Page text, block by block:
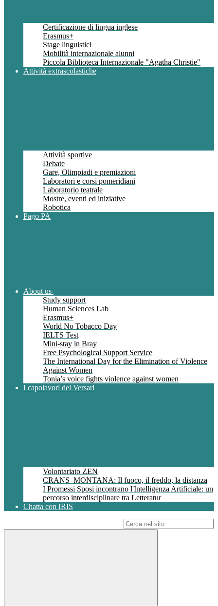
Certificazione di lingua inglese
Erasmus+
Stage linguistici
Mobilità internazionale alunni
Piccola Biblioteca Internazionale "Agatha Christie"
Attività extrascolastiche
Attività sportive
Debate
Gare, Olimpiadi e premiazioni
Laboratori e corsi pomeridiani
Laboratorio teatrale
Mostre, eventi ed iniziative
Robotica
Pago PA
About us
Study support
Human Sciences Lab
Erasmus+
World No Tobacco Day
IELTS Test
Mini-stay in Bray
Free Psychological Support Service
The International Day for the Elimination of Violence
Against Women
Tonia’s voice fights violence against women
I capolavori del Versari
Volontariato ZEN
CRANS–MONTANA: Il fuoco, il freddo, la distanza
I Promessi Sposi incontrano l'Intelligenza Artificiale: un
percorso interdisciplinare tra Letteratur
Chatta con IRIS